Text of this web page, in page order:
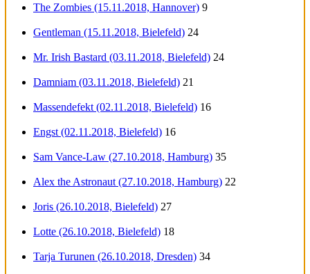
The Zombies (15.11.2018, Hannover) 9
Gentleman (15.11.2018, Bielefeld) 24
Mr. Irish Bastard (03.11.2018, Bielefeld) 24
Damniam (03.11.2018, Bielefeld) 21
Massendefekt (02.11.2018, Bielefeld) 16
Engst (02.11.2018, Bielefeld) 16
Sam Vance-Law (27.10.2018, Hamburg) 35
Alex the Astronaut (27.10.2018, Hamburg) 22
Joris (26.10.2018, Bielefeld) 27
Lotte (26.10.2018, Bielefeld) 18
Tarja Turunen (26.10.2018, Dresden) 34